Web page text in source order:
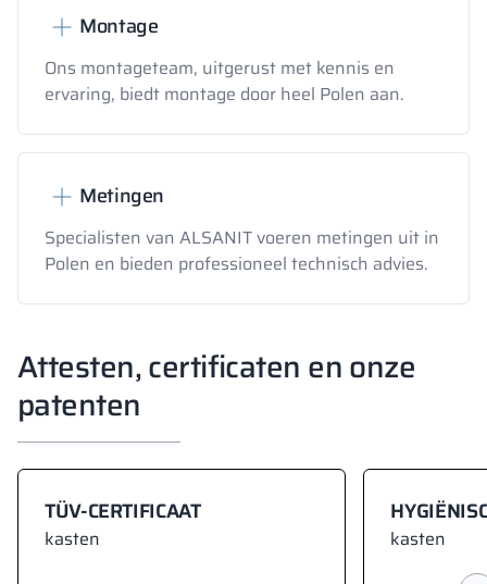
Montage
Ons montageteam, uitgerust met kennis en
ervaring, biedt montage door heel Polen aan.
Metingen
Specialisten van ALSANIT voeren metingen uit in
Polen en bieden professioneel technisch advies.
Attesten, certificaten en onze
patenten
TÜV-CERTIFICAAT
kasten kasten